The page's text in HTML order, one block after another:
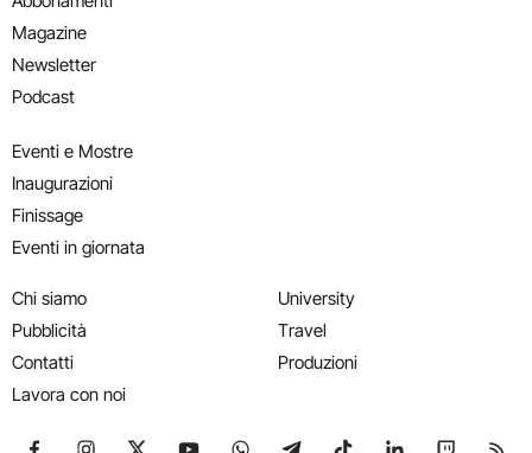
Magazine
Newsletter
Podcast
Eventi e Mostre
Inaugurazioni
Finissage
Eventi in giornata
Chi siamo
Pubblicità
Contatti
Lavora con noi
University
Travel
Produzioni
Seguici su Facebook
Seguici su Instagram
Seguici su X
Seguici su YouTube
Seguici su WhatsApp
Seguici su Telegram
Seguici su TikTok
Seguici su
Seguici